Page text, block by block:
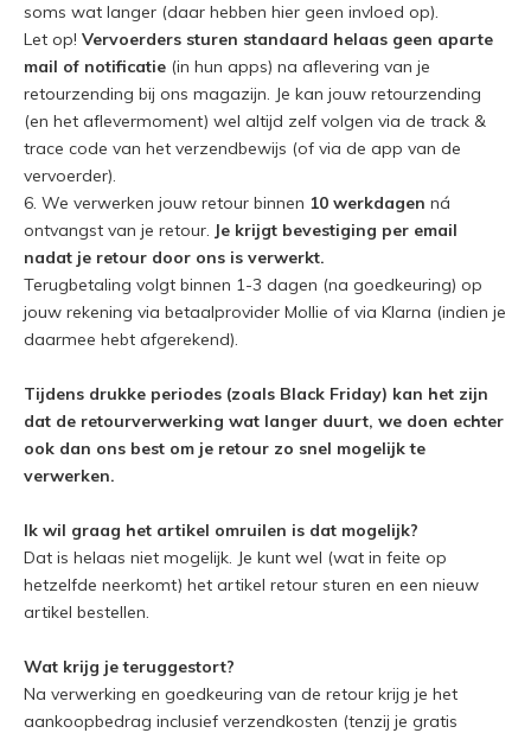
soms wat langer (daar hebben hier geen invloed op).
Let op! Vervoerders sturen standaard helaas geen aparte
mail of notificatie (in hun apps) na aflevering van je
retourzending bij ons magazijn. Je kan jouw retourzending
(en het aflevermoment) wel altijd zelf volgen via de track &
trace code van het verzendbewijs (of via de app van de
vervoerder).
6. We verwerken jouw retour binnen 10 werkdagen ná
ontvangst van je retour. Je krijgt bevestiging per email
nadat je retour door ons is verwerkt.
Terugbetaling volgt binnen 1-3 dagen (na goedkeuring) op
jouw rekening via betaalprovider Mollie of via Klarna (indien je
daarmee hebt afgerekend).
Tijdens drukke periodes (zoals Black Friday) kan het zijn
dat de retourverwerking wat langer duurt, we doen echter
ook dan ons best om je retour zo snel mogelijk te
verwerken.
Ik wil graag het artikel omruilen is dat mogelijk?
Dat is helaas niet mogelijk. Je kunt wel (wat in feite op
hetzelfde neerkomt) het artikel retour sturen en een nieuw
artikel bestellen.
Wat krijg je teruggestort?
Na verwerking en goedkeuring van de retour krijg je het
aankoopbedrag inclusief verzendkosten (tenzij je gratis